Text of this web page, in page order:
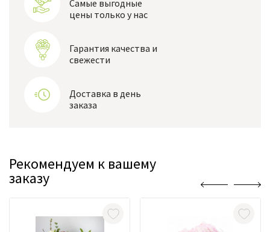
Самые выгодные
цены только у нас
Гарантия качества и
свежести
Доставка в день
заказа
Рекомендуем к вашему
заказу